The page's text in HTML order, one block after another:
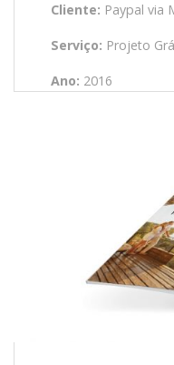
Cliente: Paypal via
Serviço: Projeto
Ano: 2016